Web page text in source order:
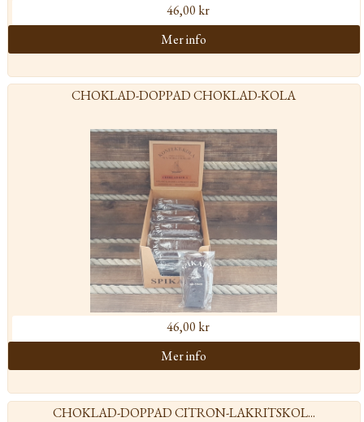
46,00 kr
CHOKLAD-DOPPAD CHOKLAD-KOLA
46,00 kr
CHOKLAD-DOPPAD CITRON-LAKRITSKOL...